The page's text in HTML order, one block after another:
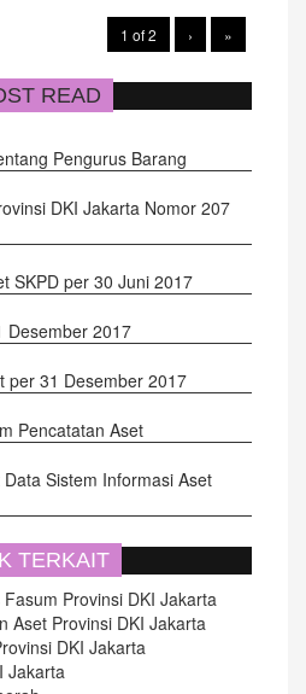
1 of 2 › »
READ
Pengurus Barang
DKI Jakarta Nomor 207
SKPD per 30 Juni 2017
Desember 2017
per 31 Desember 2017
Pencatatan Aset
Sistem Informasi Aset
TERKAIT
Provinsi DKI Jakarta
Aset Provinsi DKI Jakarta
DKI Jakarta
Jakarta